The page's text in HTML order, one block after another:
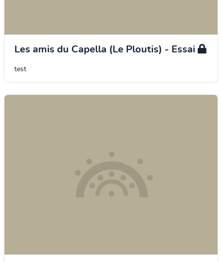
Les amis du Capella (Le Ploutis) - Essai
test